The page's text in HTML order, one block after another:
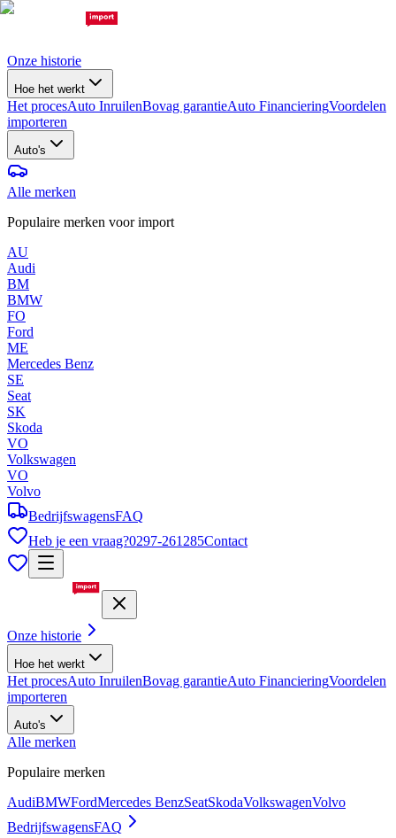
Onze historie
Hoe het werkt
Het procesAuto InruilenBovag garantieAuto FinancieringVoordelen
importeren
Auto's
Alle merken
Populaire merken voor import
AU
Audi
BM
BMW
FO
Ford
ME
Mercedes Benz
SE
Seat
SK
Skoda
VO
Volkswagen
VO
Volvo
BedrijfswagensFAQ
Heb je een vraag?0297-261285Contact
Onze historie
Hoe het werkt
Het procesAuto InruilenBovag garantieAuto FinancieringVoordelen
importeren
Auto's
Alle merken
Populaire merken
AudiBMWFordMercedes BenzSeatSkodaVolkswagenVolvo
BedrijfswagensFAQ